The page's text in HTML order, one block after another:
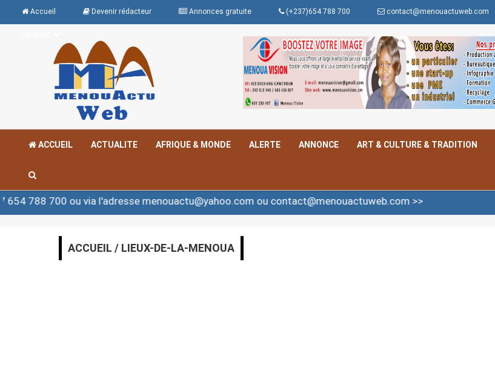
Accueil Devenir rédacteur Annonces gratuite (+237)654 788 700 contact@menouactuweb.com
ACCUEIL ACTUALITE AFRIQUE & MONDE ALERTE ANNONCE ART & CULTURE & TRADITION
ou via l'adresse menouactu@yahoo.com ou contact@menouactuweb.com >>
ACCUEIL / LIEUX-DE-LA-MENOUA